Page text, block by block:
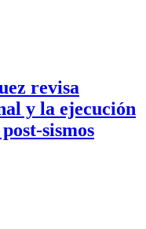
revisa
y la ejecución
sismos